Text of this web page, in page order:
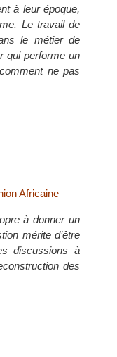
à leur époque,
Le travail de
le métier de
qui performe un
ne pas
Africaine
à donner un
mérite d’être
discussions à
des